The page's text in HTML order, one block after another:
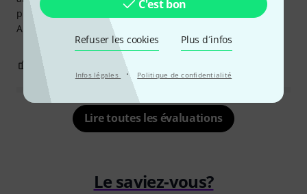
C'est bon
Refuser les cookies Plus d´infos
Infos légales · Politique de confidentialité
présent - amélioration par rapport à la synchronisation
ADAT.
SIGNALER L'ÉVALUATION
Lire toutes les évaluations
Le saviez-vous?